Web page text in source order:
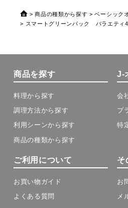
商品の種類から探す
ベーシック
スマートグリーンパック バラエティ
商品を探す
料理から探す
調理方法から探す
利用シーンから探す
商品の種類から探す
J-
会
プ
特
ご利用について
お買い物ガイド
よくある質問
そ
お
メ